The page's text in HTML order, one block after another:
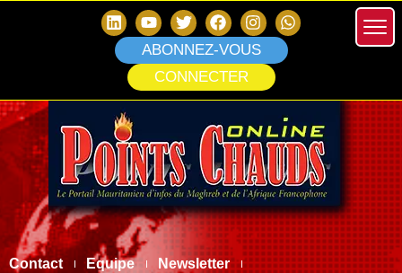
ABONNEZ-VOUS
CONNECTER
Contact Equipe
Newsletter